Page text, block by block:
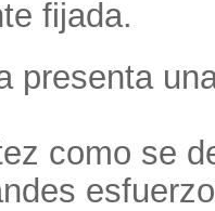
fijada.
presenta
como se